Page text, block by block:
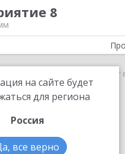
8
на сайте будет
для региона
Россия
все верно
SellMonitor